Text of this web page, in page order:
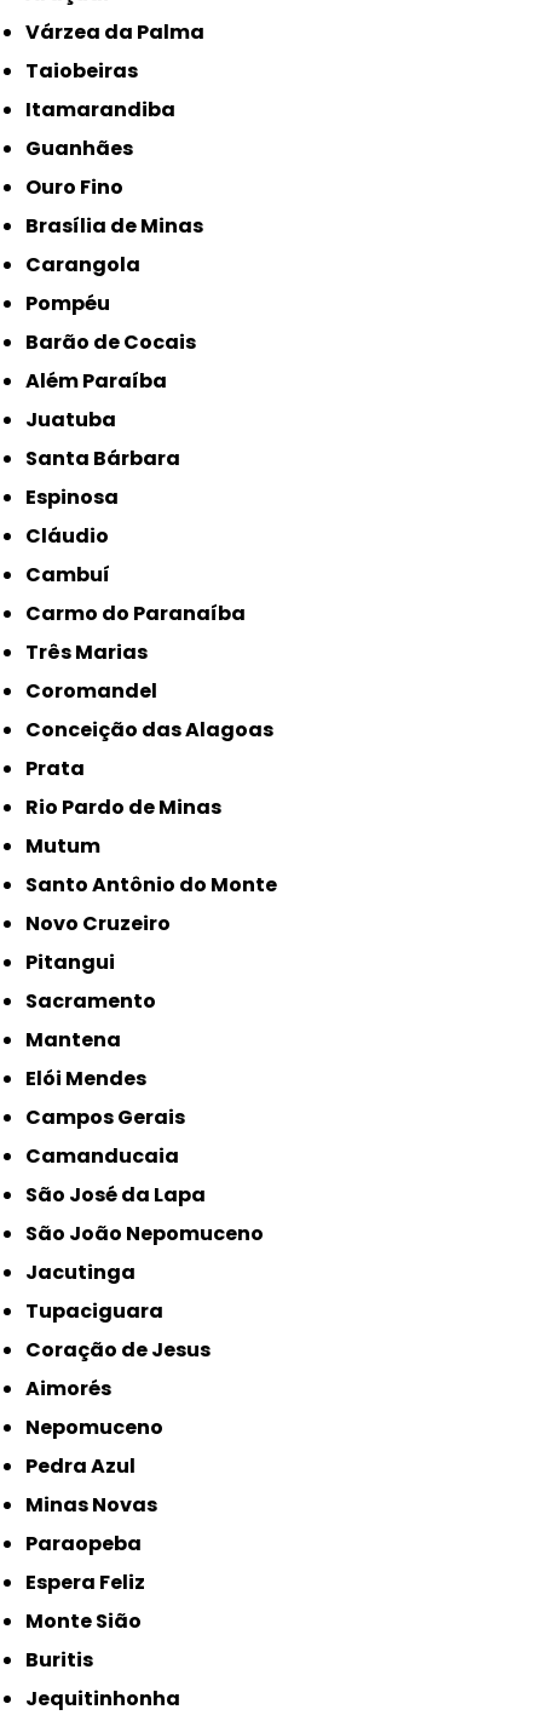
Várzea da Palma
Taiobeiras
Itamarandiba
Guanhães
Ouro Fino
Brasília de Minas
Carangola
Pompéu
Barão de Cocais
Além Paraíba
Juatuba
Santa Bárbara
Espinosa
Cláudio
Cambuí
Carmo do Paranaíba
Três Marias
Coromandel
Conceição das Alagoas
Prata
Rio Pardo de Minas
Mutum
Santo Antônio do Monte
Novo Cruzeiro
Pitangui
Sacramento
Mantena
Elói Mendes
Campos Gerais
Camanducaia
São José da Lapa
São João Nepomuceno
Jacutinga
Tupaciguara
Coração de Jesus
Aimorés
Nepomuceno
Pedra Azul
Minas Novas
Paraopeba
Espera Feliz
Monte Sião
Buritis
Jequitinhonha